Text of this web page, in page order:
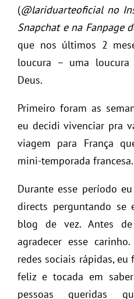
(@lariduarteoficial no
Snapchat e na Fanpage
que nos últimos 2
loucura – uma
Deus.
Primeiro foram as
eu decidi vivenciar pra
viagem para França
mini-temporada francesa.
Durante esse período
directs perguntando se
blog de vez. Antes
agradecer esse
redes sociais rápidas,
feliz e tocada em
pessoas queridas